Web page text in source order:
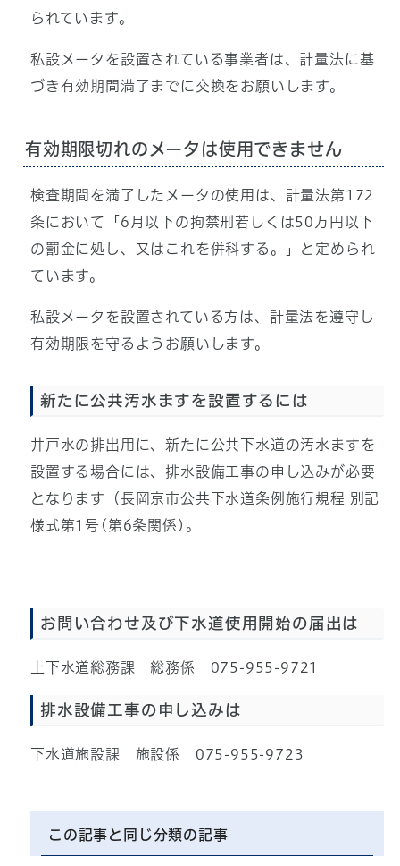
られています。
私設メータを設置されている事業者は、計量法に基
づき有効期間満了までに交換をお願いします。
有効期限切れのメータは使用できません
検査期間を満了したメータの使用は、計量法第172
条において「6月以下の拘禁刑若しくは50万円以下
の罰金に処し、又はこれを併科する。」と定められ
ています。
私設メータを設置されている方は、計量法を遵守し
有効期限を守るようお願いします。
新たに公共汚水ますを設置するには
井戸水の排出用に、新たに公共下水道の汚水ますを
設置する場合には、排水設備工事の申し込みが必要
となります（長岡京市公共下水道条例施行規程 別記
様式第1号(第6条関係)。
お問い合わせ及び下水道使用開始の届出は
上下水道総務課 総務係 075-955-9721
排水設備工事の申し込みは
下水道施設課 施設係 075-955-9723
この記事と同じ分類の記事